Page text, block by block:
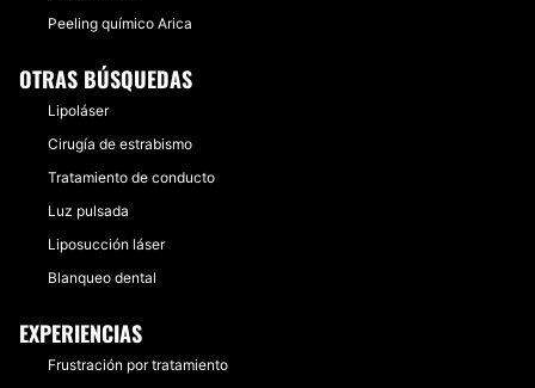
Peeling químico Arica
OTRAS BÚSQUEDAS
Lipoláser
Cirugía de estrabismo
Tratamiento de conducto
Luz pulsada
Liposucción láser
Blanqueo dental
EXPERIENCIAS
Frustración por tratamiento